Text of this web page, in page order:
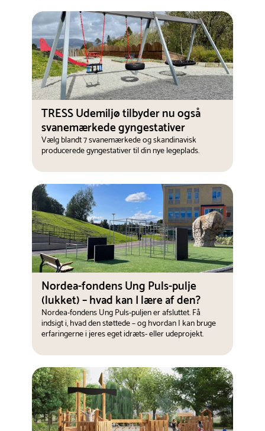
TRESS Udemiljø tilbyder nu også
svanemærkede gyngestativer
Vælg blandt 7 svanemærkede og skandinavisk
producerede gyngestativer til din nye legeplads.
Nordea-fondens Ung Puls-pulje
(lukket) – hvad kan I lære af den?
Nordea-fondens Ung Puls-puljen er afsluttet. Få
indsigt i, hvad den støttede – og hvordan I kan bruge
erfaringerne i jeres eget idræts- eller udeprojekt.